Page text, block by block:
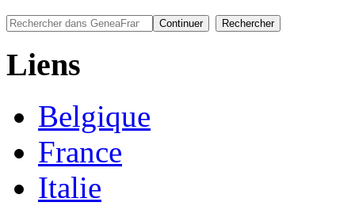
Liens
Belgique
France
Italie